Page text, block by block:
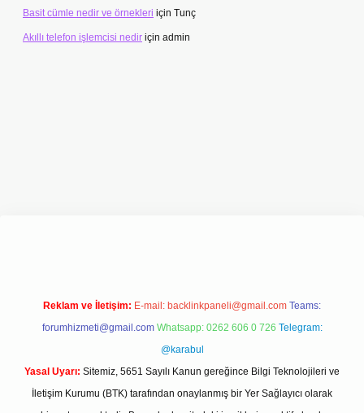
Basit cümle nedir ve örnekleri için Tunç
Akıllı telefon işlemcisi nedir için admin
Reklam ve İletişim: E-mail: backlinkpaneli@gmail.com Teams:
forumhizmeti@gmail.com Whatsapp: 0262 606 0 726 Telegram:
@karabul
Yasal Uyarı: Sitemiz, 5651 Sayılı Kanun gereğince Bilgi Teknolojileri ve
İletişim Kurumu (BTK) tarafından onaylanmış bir Yer Sağlayıcı olarak